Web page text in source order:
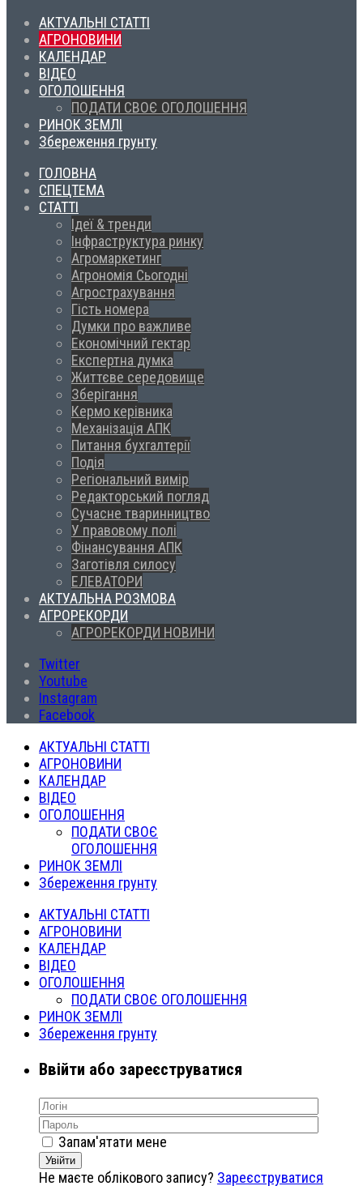
АКТУАЛЬНІ СТАТТІ
АГРОНОВИНИ
КАЛЕНДАР
ВІДЕО
ОГОЛОШЕННЯ
ПОДАТИ СВОЄ ОГОЛОШЕННЯ
РИНОК ЗЕМЛІ
Збереження грунту
ГОЛОВНА
СПЕЦТЕМА
СТАТТІ
Ідеї & тренди
Інфраструктура ринку
Агромаркетинг
Агрономія Сьогодні
Агрострахування
Гість номера
Думки про важливе
Економічний гектар
Експертна думка
Життєве середовище
Зберігання
Кермо керівника
Механізація АПК
Питання бухгалтерії
Подія
Регіональний вимір
Редакторський погляд
Сучасне тваринництво
У правовому полі
Фінансування АПК
Заготівля силосу
ЕЛЕВАТОРИ
АКТУАЛЬНА РОЗМОВА
АГРОРЕКОРДИ
АГРОРЕКОРДИ НОВИНИ
Twitter
Youtube
Instagram
Facebook
АКТУАЛЬНІ СТАТТІ
АГРОНОВИНИ
КАЛЕНДАР
ВІДЕО
ОГОЛОШЕННЯ
ПОДАТИ СВОЄ
ОГОЛОШЕННЯ
РИНОК ЗЕМЛІ
Збереження грунту
АКТУАЛЬНІ СТАТТІ
АГРОНОВИНИ
КАЛЕНДАР
ВІДЕО
ОГОЛОШЕННЯ
ПОДАТИ СВОЄ ОГОЛОШЕННЯ
РИНОК ЗЕМЛІ
Збереження грунту
Ввійти або зареєструватися
Запам'ятати мене
Увійти
Не маєте облікового запису? Зареєструватися